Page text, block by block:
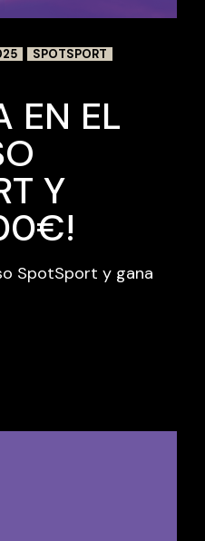
SPOTSPORT
EN EL
Y
SpotSport y gana